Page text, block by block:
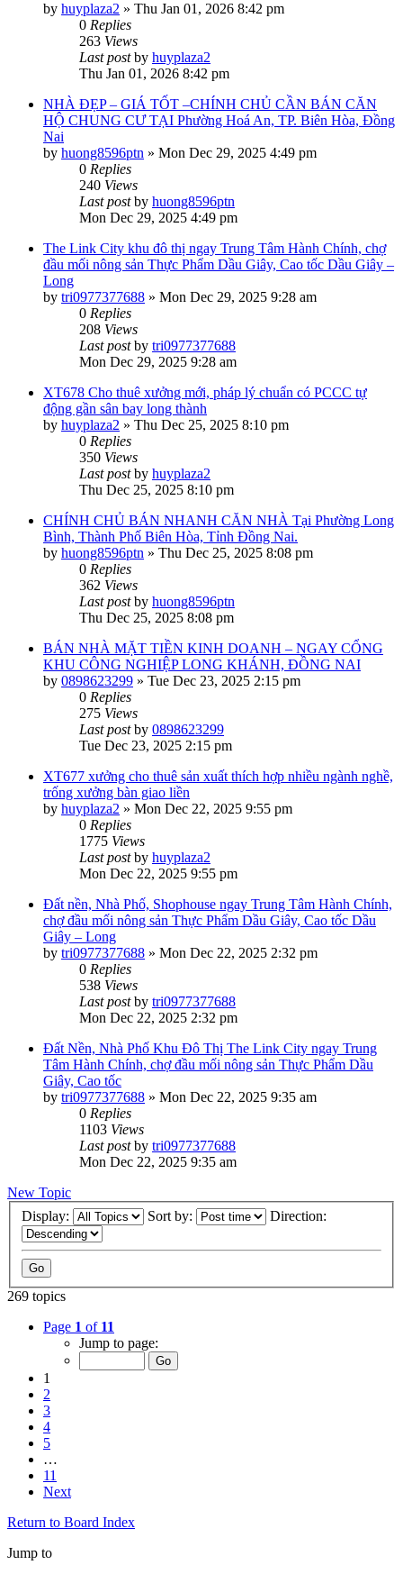
by huyplaza2 » Thu Jan 01, 2026 8:42 pm
0 Replies
263 Views
Last postby huyplaza2
Thu Jan 01, 2026 8:42 pm
NHÀ ĐẸP – GIÁ TỐT –CHÍNH CHỦ CẦN BÁN CĂN
HỘ CHUNG CƯ TẠI Phường Hoá An, TP. Biên Hòa, Đồng
Nai
by huong8596ptn » Mon Dec 29, 2025 4:49 pm
0 Replies
240 Views
Last postby huong8596ptn
Mon Dec 29, 2025 4:49 pm
The Link City khu đô thị ngay Trung Tâm Hành Chính, chợ
đầu mối nông sản Thực Phẩm Dầu Giây, Cao tốc Dầu Giây –
Long
by tri0977377688 » Mon Dec 29, 2025 9:28 am
0 Replies
208 Views
Last postby tri0977377688
Mon Dec 29, 2025 9:28 am
XT678 Cho thuê xưởng mới, pháp lý chuẩn có PCCC tự
động gần sân bay long thành
by huyplaza2 » Thu Dec 25, 2025 8:10 pm
0 Replies
350 Views
Last postby huyplaza2
Thu Dec 25, 2025 8:10 pm
CHÍNH CHỦ BÁN NHANH CĂN NHÀ Tại Phường Long
Bình, Thành Phố Biên Hòa, Tỉnh Đồng Nai.
by huong8596ptn » Thu Dec 25, 2025 8:08 pm
0 Replies
362 Views
Last postby huong8596ptn
Thu Dec 25, 2025 8:08 pm
BÁN NHÀ MẶT TIỀN KINH DOANH – NGAY CỔNG
KHU CÔNG NGHIỆP LONG KHÁNH, ĐỒNG NAI
by 0898623299 » Tue Dec 23, 2025 2:15 pm
0 Replies
275 Views
Last postby 0898623299
Tue Dec 23, 2025 2:15 pm
XT677 xưởng cho thuê sản xuất thích hợp nhiều ngành nghề,
trống xưởng bàn giao liền
by huyplaza2 » Mon Dec 22, 2025 9:55 pm
0 Replies
1775 Views
Last postby huyplaza2
Mon Dec 22, 2025 9:55 pm
Đất nền, Nhà Phố, Shophouse ngay Trung Tâm Hành Chính,
chợ đầu mối nông sản Thực Phẩm Dầu Giây, Cao tốc Dầu
Giây – Long
by tri0977377688 » Mon Dec 22, 2025 2:32 pm
0 Replies
538 Views
Last postby tri0977377688
Mon Dec 22, 2025 2:32 pm
Đất Nền, Nhà Phố Khu Đô Thị The Link City ngay Trung
Tâm Hành Chính, chợ đầu mối nông sản Thực Phẩm Dầu
Giây, Cao tốc
by tri0977377688 » Mon Dec 22, 2025 9:35 am
0 Replies
1103 Views
Last postby tri0977377688
Mon Dec 22, 2025 9:35 am
New Topic
Display:
Sort by: Direction:
269 topics
Page 1 of 11
Jump to page:
1
2
3
4
5
…
11
Next
Return to Board Index
Jump to